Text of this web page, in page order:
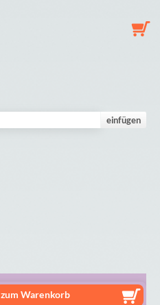
einfügen
zum Warenkorb